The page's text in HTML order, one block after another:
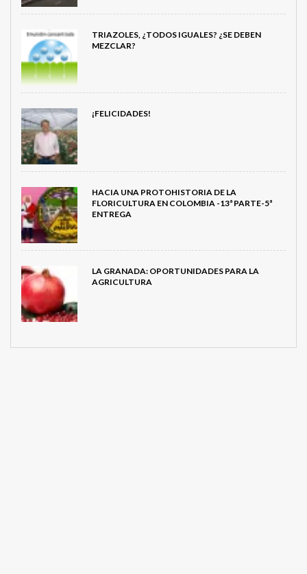
TRIAZOLES, ¿TODOS IGUALES? ¿SE DEBEN
MEZCLAR?
¡FELICIDADES!
HACIA UNA PROTOHISTORIA DE LA
FLORICULTURA EN COLOMBIA -13ª PARTE-5ª
ENTREGA
LA GRANADA: OPORTUNIDADES PARA LA
AGRICULTURA